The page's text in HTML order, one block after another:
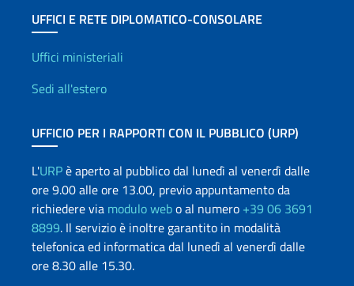
UFFICI E RETE DIPLOMATICO-CONSOLARE
Uffici e Rete diplomatica
Uffici ministeriali
Sedi all'estero
UFFICIO PER I RAPPORTI CON IL PUBBLICO (URP)
L'URPè aperto al pubblico dal lunedì al venerdì dalle
ore 9.00 alle ore 13.00, previo appuntamento da
richiedere via modulo webo al numero +39 06 3691
8899. Il servizio è inoltre garantito in modalità
telefonica ed informatica dal lunedì al venerdì dalle
ore 8.30 alle 15.30.